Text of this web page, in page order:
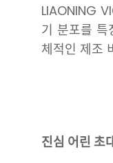
LIAONING
기 분포를 특
체적인 제조
진심 어린 초